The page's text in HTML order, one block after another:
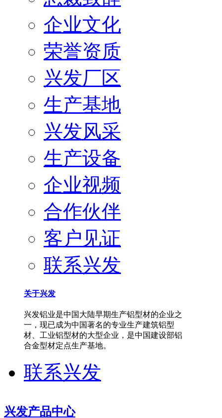
企业文化
荣誉资质
兴发厂区
生产基地
兴发风采
生产设备
企业视频
合作伙伴
客户见证
联系兴发
关于兴发
兴发铝业是中国大陆早期生产铝型材的企业之
一，现已成为中国著名的专业生产建筑铝型
材、工业铝型材的大型企业，是中国建设部铝
合金型材定点生产基地。
联系兴发
兴发产品中心